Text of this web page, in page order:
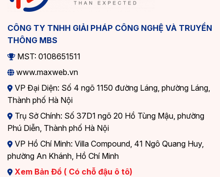
CÔNG TY TNHH GIẢI PHÁP CÔNG NGHỆ VÀ TRUYỀN
THÔNG MBS
MST: 0108651511
www.maxweb.vn
VP Đại Diện: Số 4 ngõ 1150 đường Láng, phường Láng,
Thành phố Hà Nội
Trụ Sở Chính: Số 37D1 ngõ 20 Hồ Tùng Mậu, phường
Phú Diễn, Thành phố Hà Nội
VP Hồ Chí Minh: Villa Compound, 41 Ngô Quang Huy,
phường An Khánh, Hồ Chí Minh
Xem Bản Đồ ( Có chỗ đậu ô tô)